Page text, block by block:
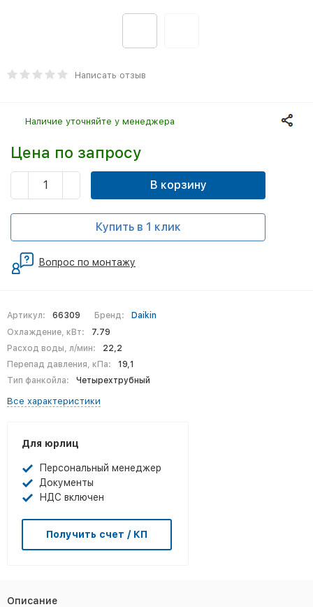
Написать отзыв
Артикул: 66309 Бренд:
Daikin
Охлаждение, кВт:
7.79
Расход воды, л/мин:
22,2
Перепад давления, кПа:
19,1
Тип фанкойла:
Четырехтрубный
Все характеристики
Для юрлиц
Персональный менеджер
Документы
НДС включен
Получить счет / КП
Наличие уточняйте у менеджера
Цена по запросу
В корзину
Купить в 1 клик
Вопрос по монтажу
Описание